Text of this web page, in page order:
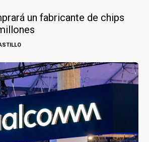
un fabricante de chips